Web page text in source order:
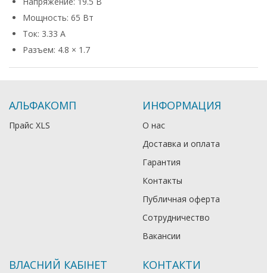
Мощность: 65 Вт
Ток: 3.33 А
Разъем: 4.8 × 1.7
АЛЬФАКОМП
Прайс XLS
ИНФОРМАЦИЯ
О нас
Доставка и оплата
Гарантия
Контакты
Публичная оферта
Сотрудничество
Вакансии
ВЛАСНИЙ КАБІНЕТ КОНТАКТИ